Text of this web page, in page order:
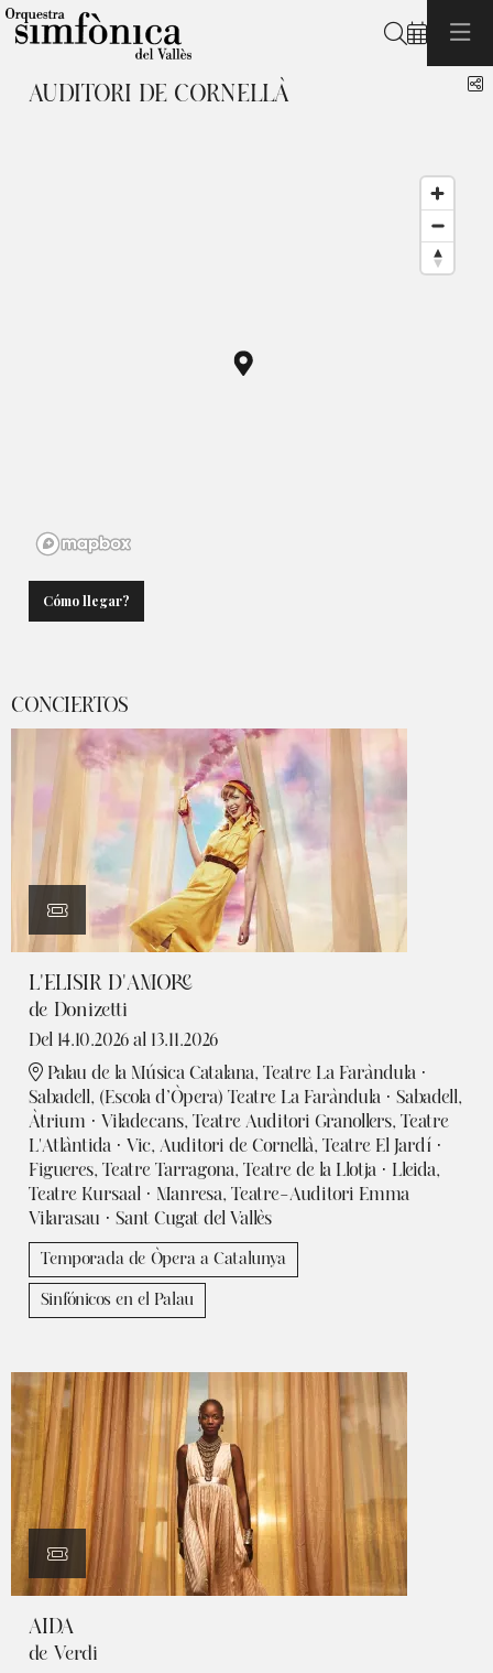
Buscar
AUDITORI DE CORNELLÀ
Cómo llegar?
CONCIERTOS
L'ELISIR D'AMORE
de Donizetti
Del 14.10.2026 al 13.11.2026
Palau de la Música Catalana, Teatre La Faràndula ·
Sabadell, (Escola d’Òpera) Teatre La Faràndula · Sabadell,
Àtrium · Viladecans, Teatre Auditori Granollers, Teatre
L'Atlàntida · Vic, Auditori de Cornellà, Teatre El Jardí ·
Figueres, Teatre Tarragona, Teatre de la Llotja · Lleida,
Teatre Kursaal · Manresa, Teatre-Auditori Emma
Vilarasau · Sant Cugat del Vallès
Temporada de Òpera a Catalunya
Sinfónicos en el Palau
AIDA
de Verdi